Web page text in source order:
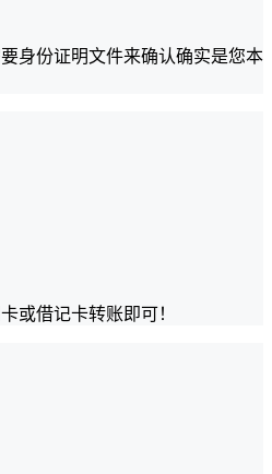
身份证明文件来确认确实是您本
或借记卡转账即可！